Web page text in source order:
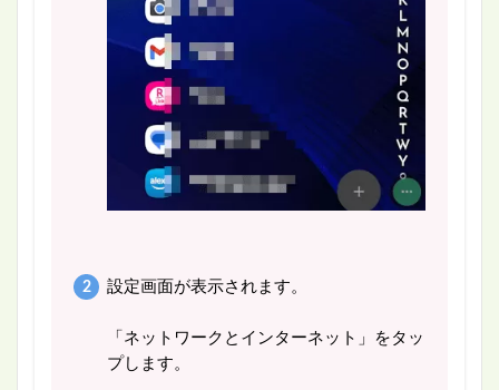
設定画面が表示されます。
「ネットワークとインターネット」をタッ
プします。